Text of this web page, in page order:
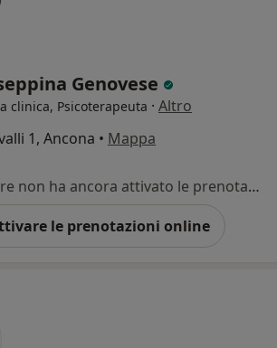
Genovese
clinica, Psicoterapeuta · Altro
1, Ancona • Mappa
Questo dottore non ha ancora attivato le prenotazioni online presso questo indirizzo.
le prenotazioni online